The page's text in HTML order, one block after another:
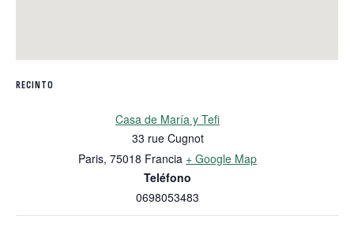
RECINTO
Casa de María y Tefi
33 rue Cugnot
Paris, 75018 Francia + Google Map
Teléfono
0698053483